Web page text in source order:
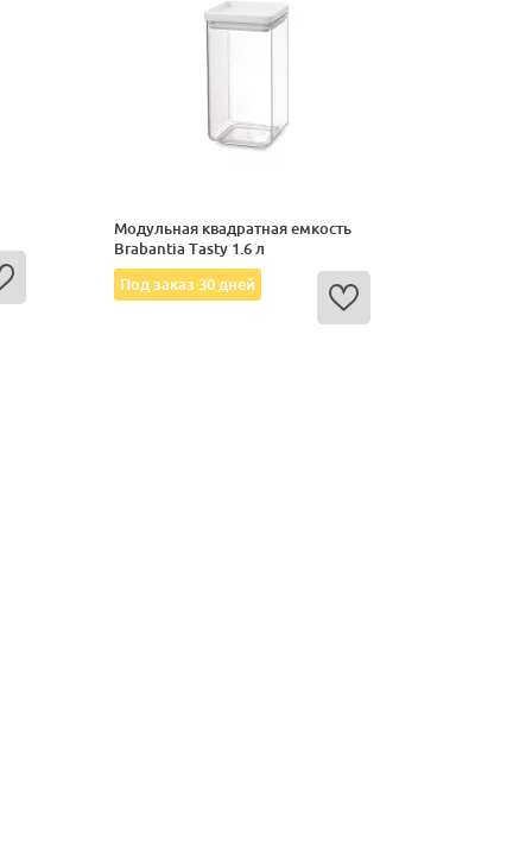
Модульная квадратная емкость
Brabantia Tasty 1.6 л
Под заказ 30 дней